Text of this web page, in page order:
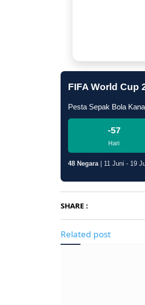
FIFA World Cup
Pesta Sepak Bola
-57
| 11 Juni - 19